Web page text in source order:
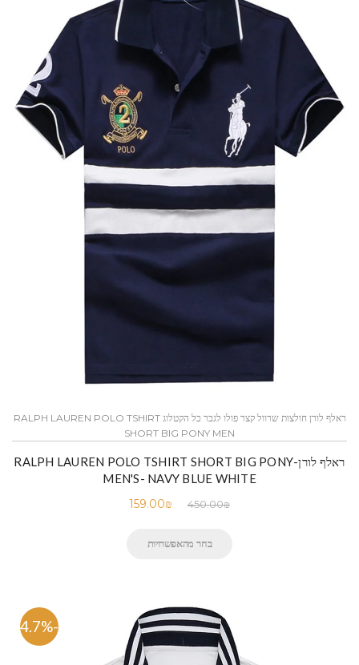
ראלף לורן חולצות שרוול קצר פולו לגבר כל הקטלוג RALPH LAUREN POLO TSHIRT
SHORT BIG PONY MEN
ראלף לורן-RALPH LAUREN POLO TSHIRT SHORT BIG PONY
MEN'S- NAVY BLUE WHITE
450.00₪
159.00₪
בחר מהאפשרויות
-64.7%